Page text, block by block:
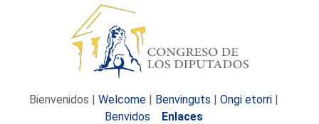
Bienvenidos | Welcome | Benvinguts | Ongi etorri |
Benvidos
Enlaces